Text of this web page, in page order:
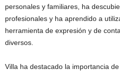
personales y familiares, ha
profesionales y ha aprendido a
herramienta de expresión y de
diversos.
Villa ha destacado la importancia